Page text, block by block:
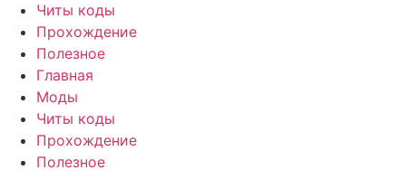
Читы коды
Прохождение
Полезное
Главная
Моды
Читы коды
Прохождение
Полезное